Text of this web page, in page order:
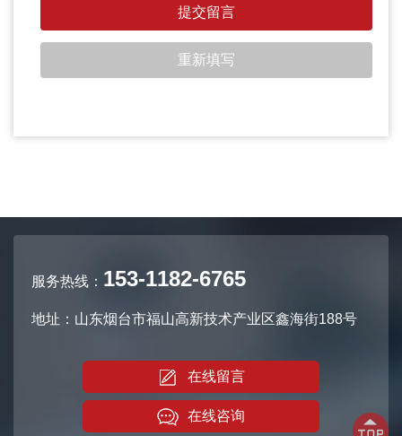
服务热线： 153-1182-6765
地址：山东烟台市福山高新技术产业区鑫海街188号
在线留言
在线咨询